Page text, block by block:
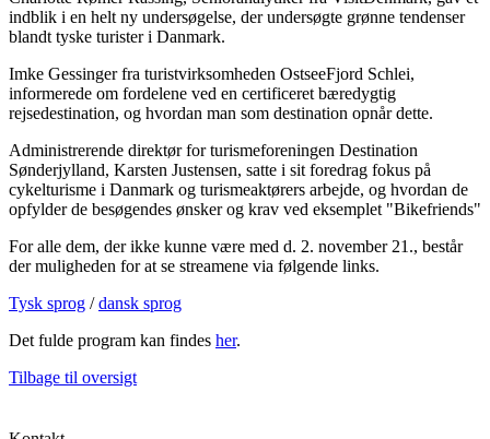
indblik i en helt ny undersøgelse, der undersøgte grønne tendenser
blandt tyske turister i Danmark.
Imke Gessinger fra turistvirksomheden OstseeFjord Schlei,
informerede om fordelene ved en certificeret bæredygtig
rejsedestination, og hvordan man som destination opnår dette.
Administrerende direktør for turismeforeningen Destination
Sønderjylland, Karsten Justensen, satte i sit foredrag fokus på
cykelturisme i Danmark og turismeaktørers arbejde, og hvordan de
opfylder de besøgendes ønsker og krav ved eksemplet "Bikefriends"
For alle dem, der ikke kunne være med d. 2. november 21., består
der muligheden for at se streamene via følgende links.
Tysk sprog /dansk sprog
Det fulde program kan findes her.
Tilbage til oversigt